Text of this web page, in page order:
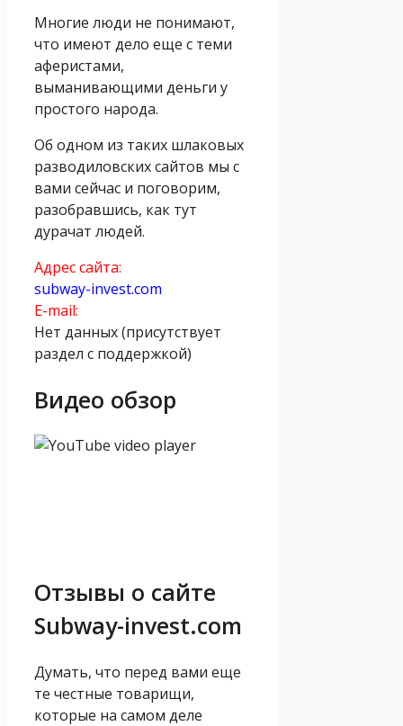
Многие люди не понимают,
что имеют дело еще с теми
аферистами,
выманивающими деньги у
простого народа.
Об одном из таких шлаковых
разводиловских сайтов мы с
вами сейчас и поговорим,
разобравшись, как тут
дурачат людей.
Адрес сайта:
subway-invest.com
E-mail:
Нет данных (присутствует
раздел с поддержкой)
Видео обзор
Отзывы о сайте
Subway-invest.com
Думать, что перед вами еще
те честные товарищи,
которые на самом деле